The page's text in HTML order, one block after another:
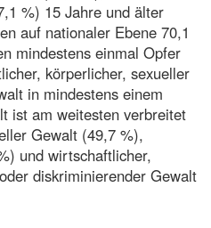
%) 15 Jahre und älter
auf nationaler Ebene 70,1
mindestens einmal Opfer
körperlicher, sexueller
in mindestens einem
ist am weitesten verbreitet
Gewalt (49,7 %),
und wirtschaftlicher,
diskriminierender Gewalt